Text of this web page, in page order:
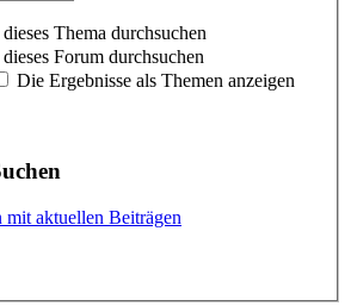
Thema durchsuchen
Forum durchsuchen
Die Ergebnisse als Themen anzeigen
mit aktuellen Beiträgen